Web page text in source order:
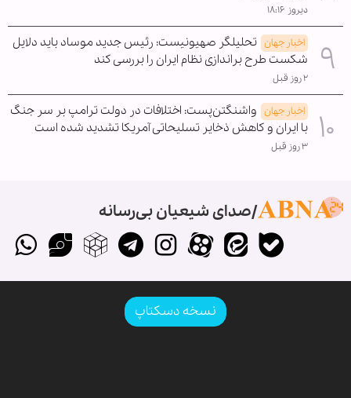
دیروز ۱۸:۱۶
اخبار جهان تحلیلگر صهیونیست: رئیس جدید موساد باید دلایل
شکست طرح براندازی نظام ایران را بررسی کند
۲ روز قبل
اخبار جهان واشنگتن‌پست: اختلافات در دولت ترامپ بر سر جنگ
با ایران و کاهش ذخایر تسلیحاتی آمریکا تشدید شده است
۳ روز قبل
صدای شیعیان بی‌رسانه
نسخه دسکتاپ